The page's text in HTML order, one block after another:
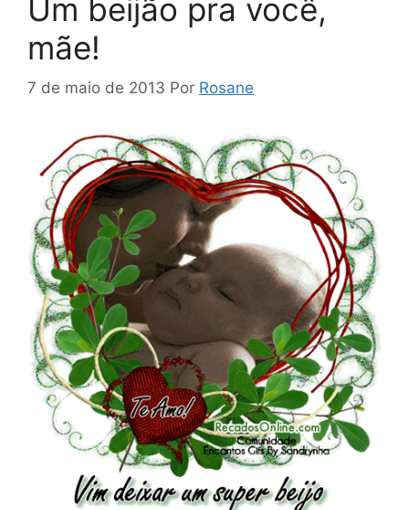
Um beijão pra você,
mãe!
7 de maio de 2013 Por Rosane